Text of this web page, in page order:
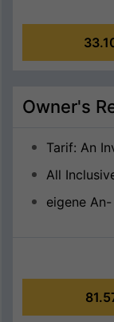
Owner's
Tarif: An
All
eigene